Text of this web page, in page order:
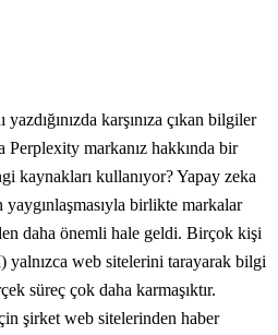
yazdığınızda karşınıza çıkan bilgiler
markanız hakkında bir
kaynakları kullanıyor? Yapay zeka
birlikte markalar
daha önemli hale geldi. Birçok kişi
web sitelerini tarayarak bilgi
süreç çok daha karmaşıktır.
şirket web sitelerinden haber